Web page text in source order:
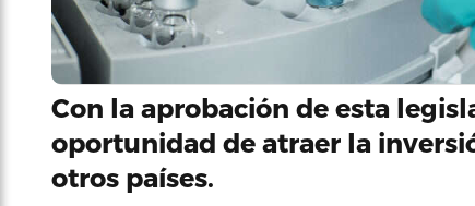
Con la aprobación de esta
oportunidad de atraer la
otros países.